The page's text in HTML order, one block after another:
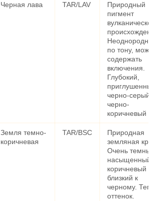
Черная лава TAR/LAV
Природный
пигмент
по тону, может
содержать
включения.
Глубокий,
приглушенный
черно-серый
черно-
коричневый
Земля темно-
коричневая
TAR/BSC
Природная
земляная
Очень
насыщенный
коричневый
близкий к
черному.
оттенок.